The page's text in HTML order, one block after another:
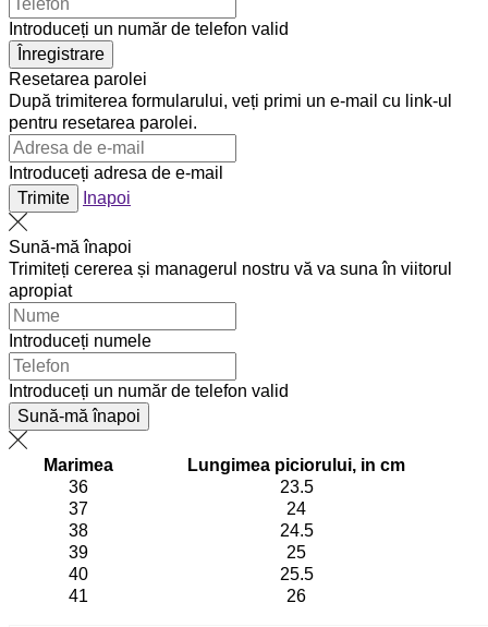
Introduceți un număr de telefon valid
Înregistrare
Resetarea parolei
După trimiterea formularului, veți primi un e-mail cu link-ul
pentru resetarea parolei.
Introduceți adresa de e-mail
Trimite
Inapoi
Sună-mă înapoi
Trimiteți cererea și managerul nostru vă va suna în viitorul
apropiat
Introduceți numele
Introduceți un număr de telefon valid
Sună-mă înapoi
Marimea
Lungimea piciorului, in cm
36
23.5
37
24
38
24.5
39
25
40
25.5
41
26